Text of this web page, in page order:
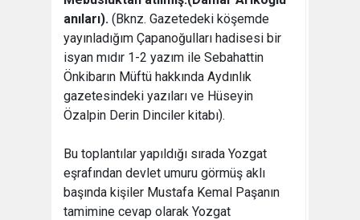
anıları). (Bknz. Gazetedeki köşemde
yayınladığım Çapanoğulları hadisesi bir
isyan mıdır 1-2 yazım ile Sebahattin
Önkibarın Müftü hakkında Aydınlık
gazetesindeki yazıları ve Hüseyin
Özalpin Derin Dinciler kitabı).
Bu toplantılar yapıldığı sırada Yozgat
eşrafından devlet umuru görmüş aklı
başında kişiler Mustafa Kemal Paşanın
tamimine cevap olarak Yozgat